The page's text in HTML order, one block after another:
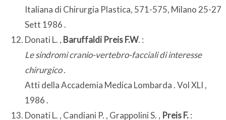
Italiana di Chirurgia Plastica, 571-575, Milano 25-27
Sett 1986 .
Donati L. , Baruffaldi Preis F.W. :
Le sindromi cranio-vertebro-facciali di interesse
chirurgico .
Atti della Accademia Medica Lombarda . Vol XLI ,
1986 .
Donati L. , Candiani P. , Grappolini S. , Preis F.: